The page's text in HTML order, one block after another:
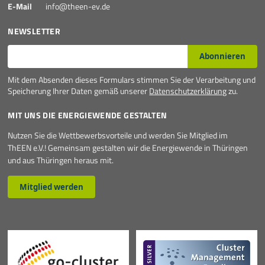
E-Mail
info@theen-ev.de
NEWSLETTER
E-Mail* Abonnieren
Mit dem Absenden dieses Formulars stimmen Sie der Verarbeitung und
Speicherung Ihrer Daten gemäß unsererDatenschutzerklärungzu.
MIT UNS DIE ENERGIEWENDE GESTALTEN
Nutzen Sie die Wettbewerbsvorteile und werden Sie Mitglied im
ThEEN e.V.! Gemeinsam gestalten wir die Energiewende in Thüringen
und aus Thüringen heraus mit.
Mitglied werden